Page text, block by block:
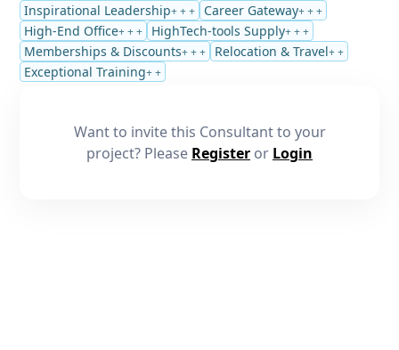
Inspirational Leadership+ + + Career Gateway+ + +
High-End Office+ + + HighTech-tools Supply+ + +
Memberships & Discounts+ + + Relocation & Travel+ +
Exceptional Training+ +
Want to invite this Consultant to your
project? Please Register or Login